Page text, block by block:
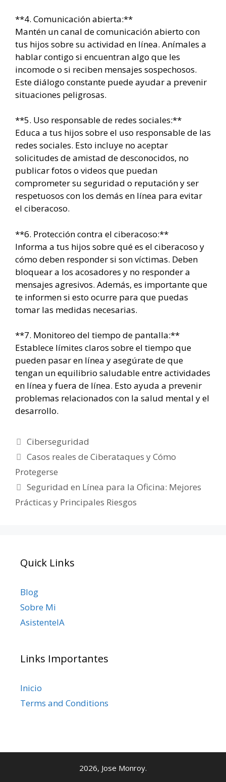
**4. Comunicación abierta:**
Mantén un canal de comunicación abierto con
tus hijos sobre su actividad en línea. Anímales a
hablar contigo si encuentran algo que les
incomode o si reciben mensajes sospechosos.
Este diálogo constante puede ayudar a prevenir
situaciones peligrosas.
**5. Uso responsable de redes sociales:**
Educa a tus hijos sobre el uso responsable de las
redes sociales. Esto incluye no aceptar
solicitudes de amistad de desconocidos, no
publicar fotos o videos que puedan
comprometer su seguridad o reputación y ser
respetuosos con los demás en línea para evitar
el ciberacoso.
**6. Protección contra el ciberacoso:**
Informa a tus hijos sobre qué es el ciberacoso y
cómo deben responder si son víctimas. Deben
bloquear a los acosadores y no responder a
mensajes agresivos. Además, es importante que
te informen si esto ocurre para que puedas
tomar las medidas necesarias.
**7. Monitoreo del tiempo de pantalla:**
Establece límites claros sobre el tiempo que
pueden pasar en línea y asegúrate de que
tengan un equilibrio saludable entre actividades
en línea y fuera de línea. Esto ayuda a prevenir
problemas relacionados con la salud mental y el
desarrollo.
Categorías
Ciberseguridad
Casos reales de Ciberataques y Cómo
Protegerse
Seguridad en Línea para la Oficina: Mejores
Prácticas y Principales Riesgos
Quick Links
Blog
Sobre Mi
AsistenteIA
Links Importantes
Inicio
Terms and Conditions
2026, Jose Monroy.